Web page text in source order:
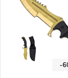
přenášení v
-